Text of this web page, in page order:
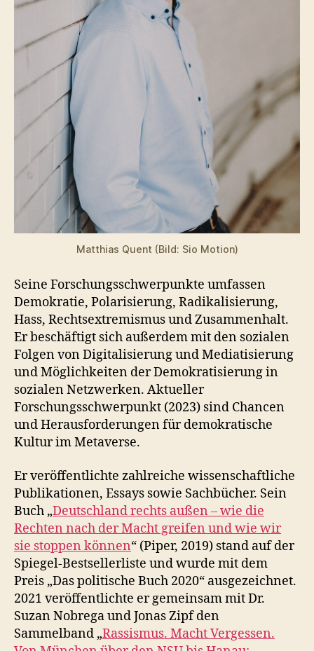
Matthias Quent (Bild: Sio Motion)
Seine Forschungsschwerpunkte umfassen
Demokratie, Polarisierung, Radikalisierung,
Hass, Rechtsextremismus und Zusammenhalt.
Er beschäftigt sich außerdem mit den sozialen
Folgen von Digitalisierung und Mediatisierung
und Möglichkeiten der Demokratisierung in
sozialen Netzwerken. Aktueller
Forschungsschwerpunkt (2023) sind Chancen
und Herausforderungen für demokratische
Kultur im Metaverse.
Er veröffentlichte zahlreiche wissenschaftliche
Publikationen, Essays sowie Sachbücher. Sein
Buch „Deutschland rechts außen – wie die
Rechten nach der Macht greifen und wie wir
sie stoppen können“ (Piper, 2019) stand auf der
Spiegel-Bestsellerliste und wurde mit dem
Preis „Das politische Buch 2020“ ausgezeichnet.
2021 veröffentlichte er gemeinsam mit Dr.
Suzan Nobrega und Jonas Zipf den
Sammelband „Rassismus. Macht Vergessen.